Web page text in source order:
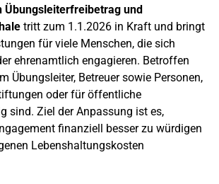
Übungsleiterfreibetrag und
tritt zum 1.1.2026 in Kraft und bringt
für viele Menschen, die sich
ehrenamtlich engagieren. Betroffen
Übungsleiter, Betreuer sowie Personen,
oder für öffentliche
sind. Ziel der Anpassung ist es,
finanziell besser zu würdigen
Lebenshaltungskosten